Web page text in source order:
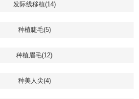
发际线移植(14)
种植睫毛(5)
种植眉毛(12)
种美人尖(4)